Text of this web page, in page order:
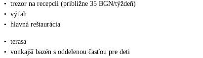
• trezor na recepcii (približne 35 BGN/týždeň)
• výťah
• hlavná reštaurácia
• terasa
• vonkajší bazén s oddelenou časťou pre deti